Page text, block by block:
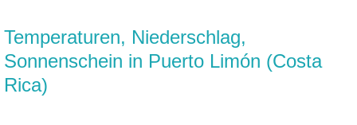
Temperaturen, Niederschlag,
Sonnenschein in Puerto Limón (Costa
Rica)